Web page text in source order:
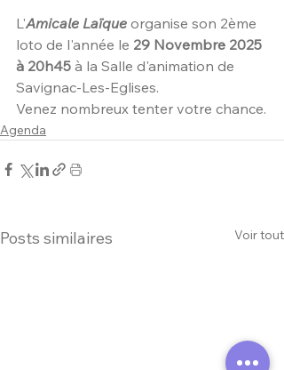
L'Amicale Laïque organise son 2ème
loto de l'année le 29 Novembre 2025
à 20h45 à la Salle d'animation de
Savignac-Les-Eglises.
Venez nombreux tenter votre chance.
Agenda
Posts similaires Voir tout